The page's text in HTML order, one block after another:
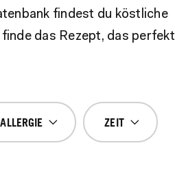
findest du köstliche
das Rezept, das perfekt
ALLERGIE ZEIT